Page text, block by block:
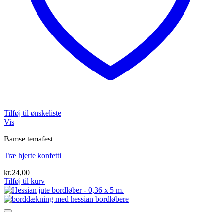
Tilføj til ønskeliste
Vis
Bamse temafest
Træ hjerte konfetti
kr.24,00
Tilføj til kurv